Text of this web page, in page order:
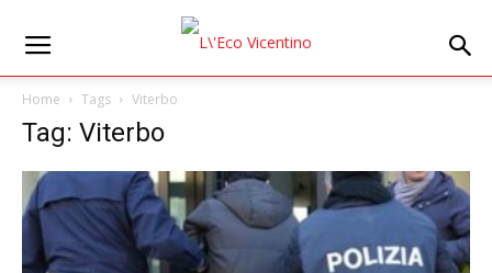
Home Tags Viterbo
Tag: Viterbo